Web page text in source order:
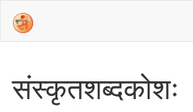
संस्‍कृतशब्‍दकोशः